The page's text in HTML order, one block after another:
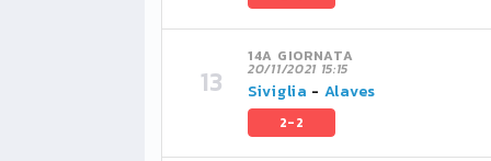
14A GIORNATA
20/11/2021 15:15
Siviglia - Alaves
2-2